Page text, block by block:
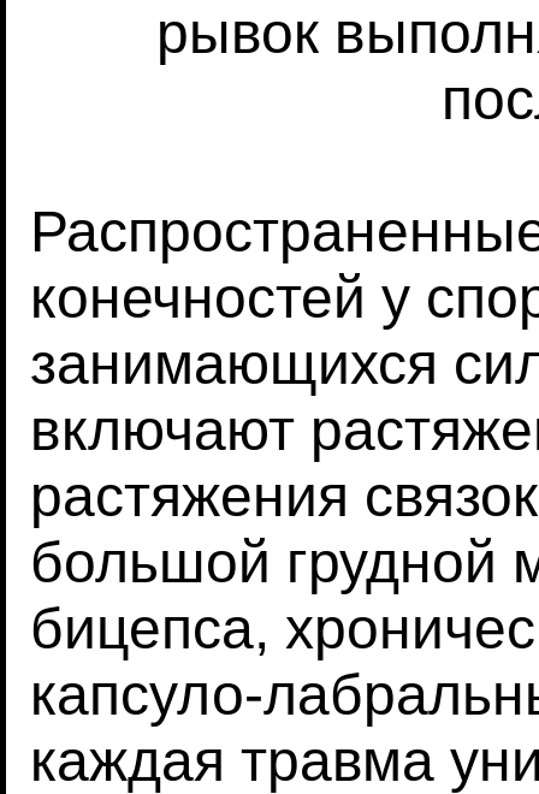
рывок
конечностей у
занимающихся
включают
растяжения
большой грудной
бицепса,
капсуло-
каждая травма